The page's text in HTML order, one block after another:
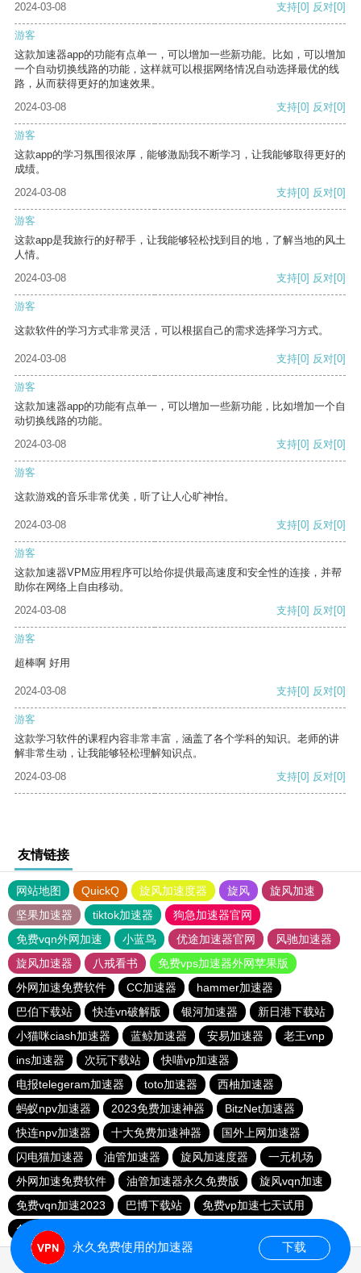
2024-03-08 支持[0] 反对[0]
游客
这款加速器app的功能有点单一，可以增加一些新功能。比如，可以增加
一个自动切换线路的功能，这样就可以根据网络情况自动选择最优的线
路，从而获得更好的加速效果。
2024-03-08
支持[0] 反对[0]
游客
这款app的学习氛围很浓厚，能够激励我不断学习，让我能够取得更好的
成绩。
2024-03-08
支持[0] 反对[0]
游客
这款app是我旅行的好帮手，让我能够轻松找到目的地，了解当地的风土
人情。
2024-03-08
支持[0] 反对[0]
游客
这款软件的学习方式非常灵活，可以根据自己的需求选择学习方式。
2024-03-08 支持[0] 反对[0]
游客
这款加速器app的功能有点单一，可以增加一些新功能，比如增加一个自
动切换线路的功能。
2024-03-08
支持[0] 反对[0]
游客
这款游戏的音乐非常优美，听了让人心旷神怡。
2024-03-08 支持[0] 反对[0]
游客
这款加速器VPM应用程序可以给你提供最高速度和安全性的连接，并帮
助你在网络上自由移动。
2024-03-08
支持[0] 反对[0]
游客
超棒啊 好用
2024-03-08 支持[0] 反对[0]
游客
这款学习软件的课程内容非常丰富，涵盖了各个学科的知识。老师的讲
解非常生动，让我能够轻松理解知识点。
2024-03-08
支持[0] 反对[0]
友情链接
网站地图 QuickQ 旋风加速度器 旋风
旋风加速
坚果加速器
tiktok加速器
狗急加速器官网
免费vqn外网加速
小蓝鸟 优途加速器官网
风驰加速器
旋风加速器
八戒看书
免费vps加速器外网苹果版
外网加速免费软件
CC加速器
hammer加速器
巴伯下载站
快连vn破解版 银河加速器
新日港下载站
小猫咪ciash加速器
蓝鲸加速器 安易加速器
老王vnp
ins加速器
次玩下载站
快喵vp加速器
电报telegeram加速器
toto加速器
西柚加速器
蚂蚁npv加速器
2023免费加速神器
BitzNet加速器
快连npv加速器
十大免费加速神器
国外上网加速器
闪电猫加速器
油管加速器 旋风加速度器
一元机场
外网加速免费软件
油管加速器永久免费版
旋风vqn加速
免费vqn加速2023
巴博下载站
免费vp加速七天试用
免费跨墙软件
永久免费使用的加速器 下载